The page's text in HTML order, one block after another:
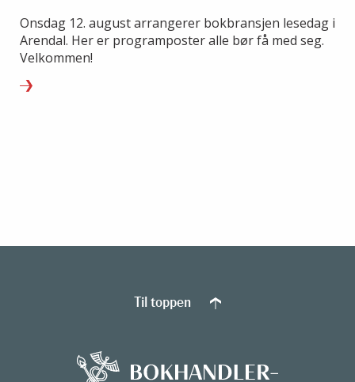
Onsdag 12. august arrangerer bokbransjen lesedag i
Arendal. Her er programposter alle bør få med seg.
Velkommen!
Til toppen